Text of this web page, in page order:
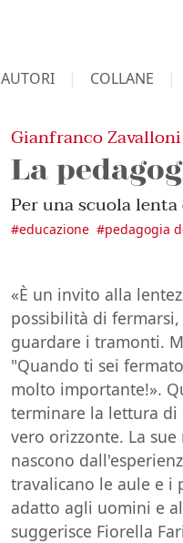
AUTORI COLLANE
Gianfranco Zavalloni
La
Per una scuola
#educazione #pedagogia
«È un invito alla
possibilità di
guardare i tramonti.
"Quando ti sei
molto importante!».
terminare la lettura
vero orizzonte. La
nascono
travalicano le aule e i
adatto agli uomini e
suggerisce Fiorella